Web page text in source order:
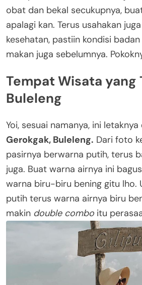
obat dan bekal secukupnya,
apalagi kan. Terus usahakan
kesehatan, pastiin kondisi
makan juga sebelumnya.
Tempat Wisata yang
Buleleng
Yoi, sesuai namanya, ini letaknya
Gerokgak, Buleleng. Dari foto
pasirnya berwarna putih, terus
juga. Buat warna airnya ini
warna biru-biru bening gitu lho.
putih terus warna airnya biru
makin double combo itu